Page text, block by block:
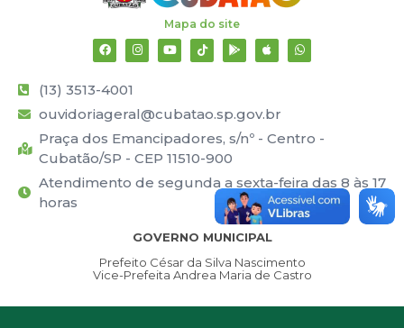
Mapa do site
(13) 3513-4001
ouvidoriageral@cubatao.sp.gov.br
Praça dos Emancipadores, s/nº - Centro -
Cubatão/SP - CEP 11510-900
Atendimento de segunda a sexta-feira das 8 às 17
horas
GOVERNO MUNICIPAL
Prefeito César da Silva Nascimento
Vice-Prefeita Andrea Maria de Castro